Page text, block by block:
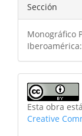
Sección
Monográfico
Esta obra
Creative